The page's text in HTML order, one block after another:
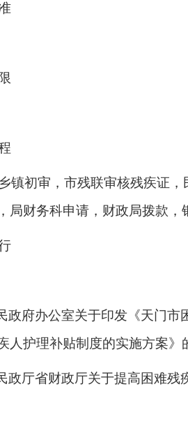
镇初审，市残联审核残疾证，
局财务科申请，财政局拨款，
政府办公室关于印发《天门市
人护理补贴制度的实施方案》
政厅省财政厅关于提高困难残